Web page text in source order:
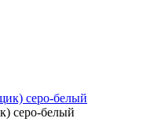
серо-белый